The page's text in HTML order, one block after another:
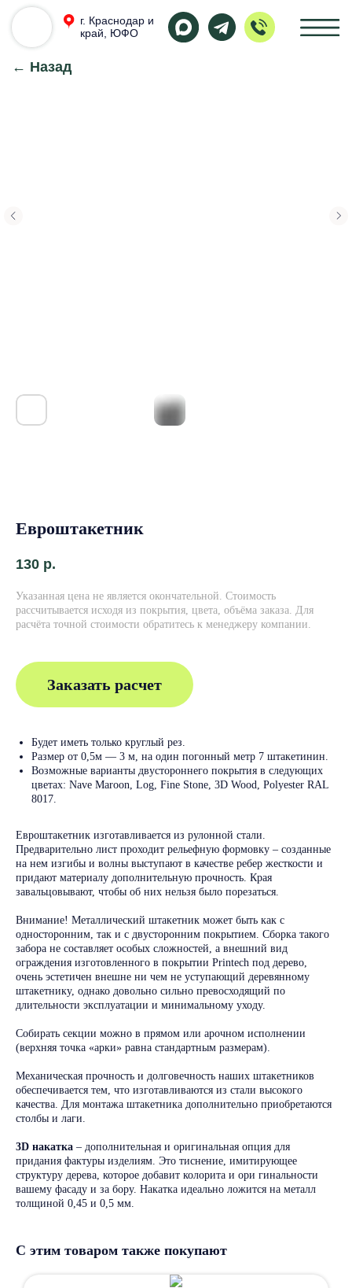
г. Краснодар и
край, ЮФО
← Назад
Евроштакетник
130 р.
Указанная цена не является окончательной. Стоимость
рассчитывается исходя из покрытия, цвета, объёма заказа. Для
расчёта точной стоимости обратитесь к менеджеру компании.
Заказать расчет
Будет иметь только круглый рез.
Размер от 0,5м — 3 м, на один погонный метр 7 штакетинин.
Возможные варианты двустороннего покрытия в следующих
цветах: Nave Maroon, Log, Fine Stone, 3D Wood, Polyester RAL
8017.
Евроштакетник изготавливается из рулонной стали.
Предварительно лист проходит рельефную формовку – созданные
на нем изгибы и волны выступают в качестве ребер жесткости и
придают материалу дополнительную прочность. Края
завальцовывают, чтобы об них нельзя было порезаться.
Внимание! Металлический штакетник может быть как с
односторонним, так и с двусторонним покрытием. Сборка такого
забора не составляет особых сложностей, а внешний вид
ограждения изготовленного в покрытии Printech под дерево,
очень эстетичен внешне ни чем не уступающий деревянному
штакетнику, однако довольно сильно превосходящий по
длительности эксплуатации и минимальному уходу.
Собирать секции можно в прямом или арочном исполнении
(верхняя точка «арки» равна стандартным размерам).
Механическая прочность и долговечность наших штакетников
обеспечивается тем, что изготавливаются из стали высокого
качества. Для монтажа штакетника дополнительно приобретаются
столбы и лаги.
3D накатка – дополнительная и оригинальная опция для
придания фактуры изделиям. Это тиснение, имитирующее
структуру дерева, которое добавит колорита и ори гинальности
вашему фасаду и за бору. Накатка идеально ложится на металл
толщиной 0,45 и 0,5 мм.
С этим товаром также покупают